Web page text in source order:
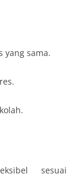
yang sama.
sesuai